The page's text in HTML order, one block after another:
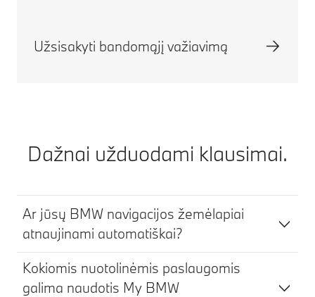
Užsisakyti bandomąjį važiavimą
Dažnai užduodami klausimai.
Ar jūsų BMW navigacijos žemėlapiai
atnaujinami automatiškai?
Kokiomis nuotolinėmis paslaugomis
galima naudotis My BMW